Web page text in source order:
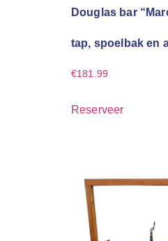
Douglas bar
tap, spoelbak en
€181.99
Reserveer